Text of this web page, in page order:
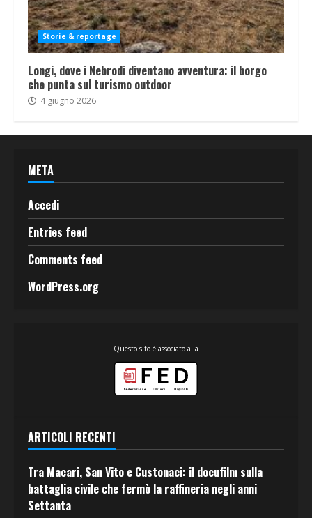
Storie & reportage
Longi, dove i Nebrodi diventano avventura: il borgo
che punta sul turismo outdoor
4 giugno 2026
META
Accedi
Entries feed
Comments feed
WordPress.org
Questo sito è associato alla
ARTICOLI RECENTI
Tra Macari, San Vito e Custonaci: il docufilm sulla
battaglia civile che fermò la raffineria negli anni
Settanta